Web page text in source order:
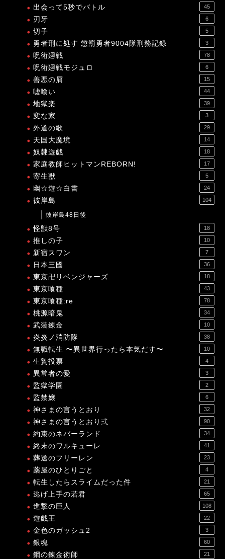
出会って5秒でバトル 45
刃牙 6
切子 5
勇者刑に処す 懲罰勇者9004隊刑務記録 3
呪術廻戦 78
呪術廻戦モジュロ 6
善悪の屑 15
嘘喰い 44
地獄楽 39
変な家 3
外道の歌 29
天国大魔境 14
奴隷遊戯 18
家庭教師ヒットマンREBORN! 17
寄生獣 5
幽☆遊☆白書 24
彼岸島 104
彼岸島48日後
怪獣8号 18
推しの子 10
新宿スワン 7
日本三國 36
東京卍リベンジャーズ 18
東京喰種 43
東京喰種:re 78
桃源暗鬼 34
武装錬金 10
炎炎ノ消防隊 38
無職転生 〜異世界行ったら本気だす〜 10
生贄投票 4
異常者の愛 3
監獄学園 2
監禁嬢 6
神さまの言うとおり 32
神さまの言うとおり弍 90
約束のネバーランド 34
終末のワルキューレ 41
葬送のフリーレン 23
薬屋のひとりごと 4
転生したらスライムだった件 21
逃げ上手の若君 65
進撃の巨人 108
遊戯王 22
金色のガッシュ2 3
銀魂 60
鋼の錬金術師 21